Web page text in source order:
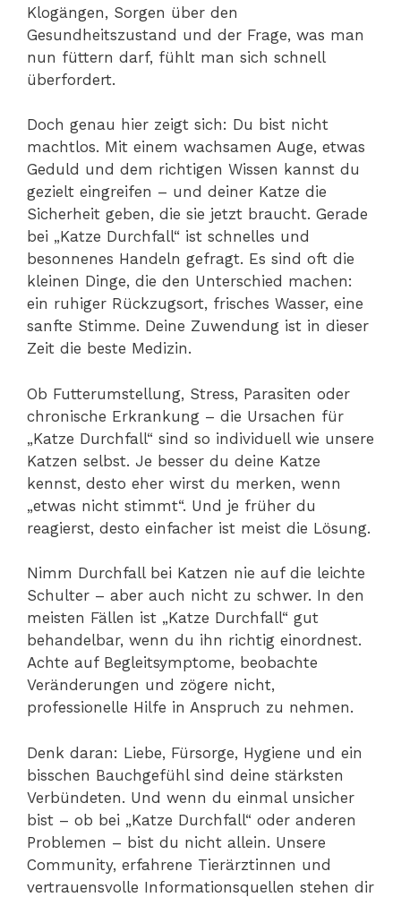
Klogängen, Sorgen über den
Gesundheitszustand und der Frage, was man
nun füttern darf, fühlt man sich schnell
überfordert.
Doch genau hier zeigt sich: Du bist nicht
machtlos. Mit einem wachsamen Auge, etwas
Geduld und dem richtigen Wissen kannst du
gezielt eingreifen – und deiner Katze die
Sicherheit geben, die sie jetzt braucht. Gerade
bei „Katze Durchfall“ ist schnelles und
besonnenes Handeln gefragt. Es sind oft die
kleinen Dinge, die den Unterschied machen:
ein ruhiger Rückzugsort, frisches Wasser, eine
sanfte Stimme. Deine Zuwendung ist in dieser
Zeit die beste Medizin.
Ob Futterumstellung, Stress, Parasiten oder
chronische Erkrankung – die Ursachen für
„Katze Durchfall“ sind so individuell wie unsere
Katzen selbst. Je besser du deine Katze
kennst, desto eher wirst du merken, wenn
„etwas nicht stimmt“. Und je früher du
reagierst, desto einfacher ist meist die Lösung.
Nimm Durchfall bei Katzen nie auf die leichte
Schulter – aber auch nicht zu schwer. In den
meisten Fällen ist „Katze Durchfall“ gut
behandelbar, wenn du ihn richtig einordnest.
Achte auf Begleitsymptome, beobachte
Veränderungen und zögere nicht,
professionelle Hilfe in Anspruch zu nehmen.
Denk daran: Liebe, Fürsorge, Hygiene und ein
bisschen Bauchgefühl sind deine stärksten
Verbündeten. Und wenn du einmal unsicher
bist – ob bei „Katze Durchfall“ oder anderen
Problemen – bist du nicht allein. Unsere
Community, erfahrene Tierärztinnen und
vertrauensvolle Informationsquellen stehen dir